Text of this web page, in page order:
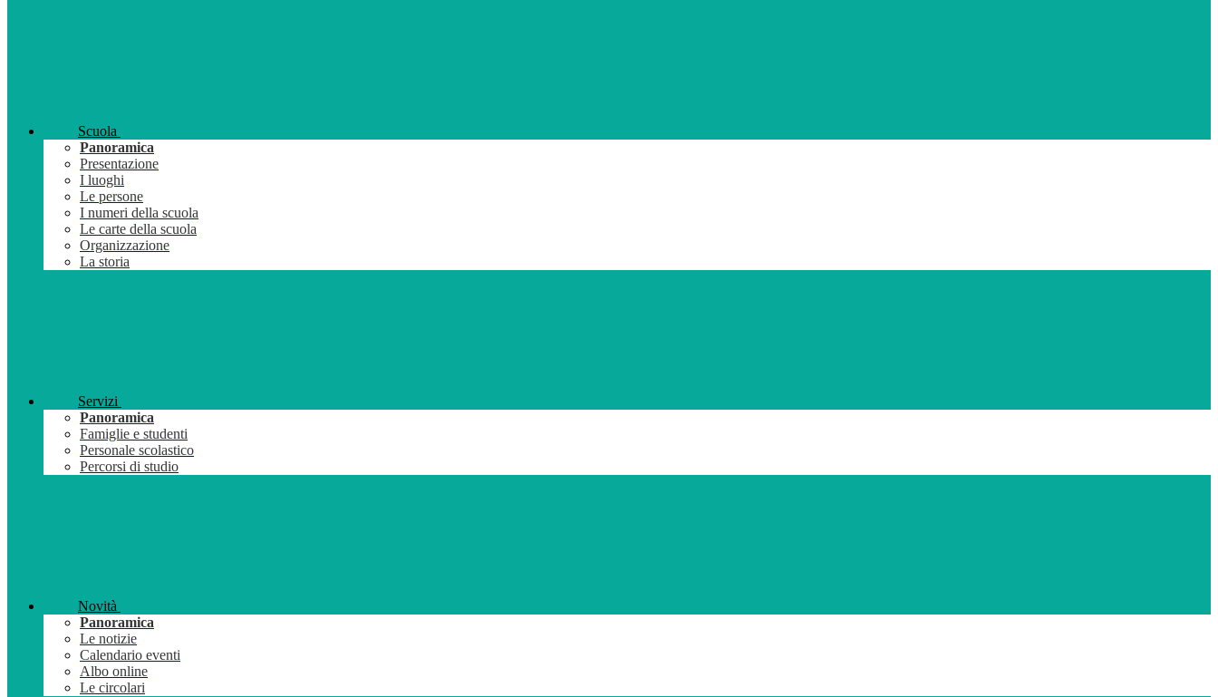
Scuola
Panoramica
Presentazione
I luoghi
Le persone
I numeri della scuola
Le carte della scuola
Organizzazione
La storia
Servizi
Panoramica
Famiglie e studenti
Personale scolastico
Percorsi di studio
Novità
Panoramica
Le notizie
Calendario eventi
Albo online
Le circolari